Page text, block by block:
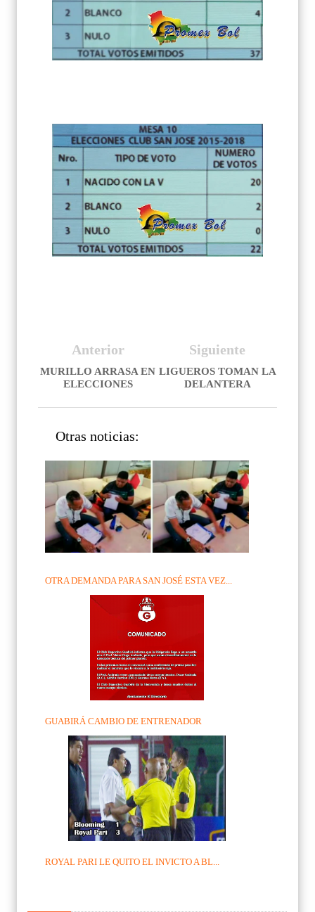
Siguiente
LIGUEROS TOMAN LA
DELANTERA
Anterior
MURILLO ARRASA EN
ELECCIONES
Otras noticias:
OTRA DEMANDA PARA SAN JOSÉ ESTA VEZ...
GUABIRÁ CAMBIO DE ENTRENADOR
ROYAL PARI LE QUITO EL INVICTO A BL...